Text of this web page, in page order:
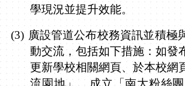
學現況並提升效能。
(3) 廣設管道公布校務資訊並積極
動交流，包括如下措施：如發
更新學校相關網頁、於本校網